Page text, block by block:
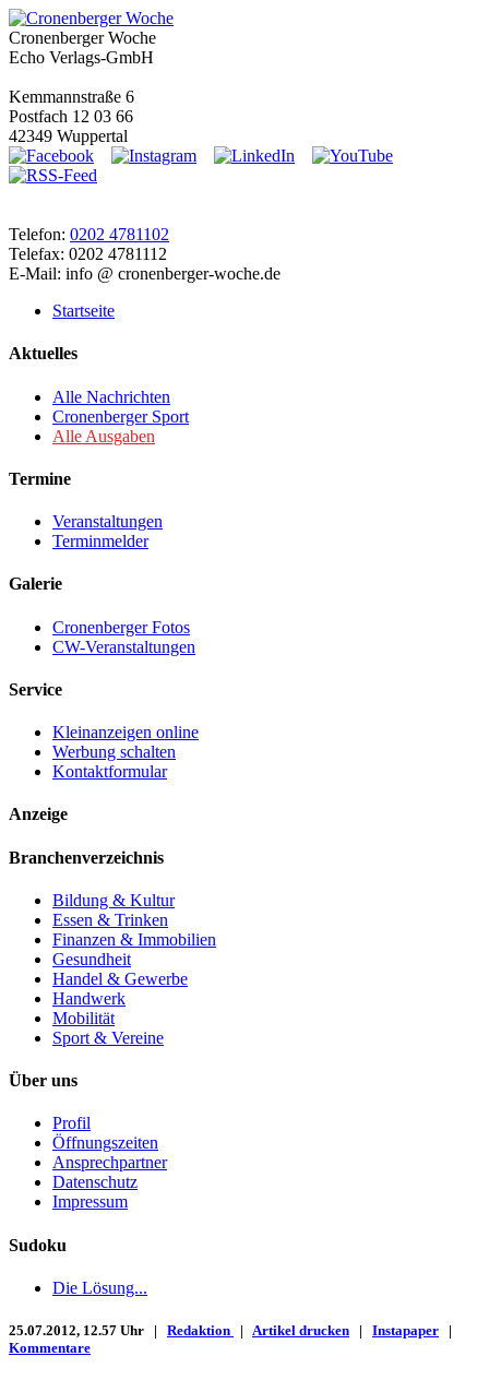
Cronenberger Woche
Echo Verlags-GmbH
Kemmannstraße 6
Postfach 12 03 66
42349 Wuppertal
Telefon: 0202 4781102
Telefax: 0202 4781112
E-Mail: info @ cronenberger-woche.de
Startseite
Aktuelles
Alle Nachrichten
Cronenberger Sport
Alle Ausgaben
Termine
Veranstaltungen
Terminmelder
Galerie
Cronenberger Fotos
CW-Veranstaltungen
Service
Kleinanzeigen online
Werbung schalten
Kontaktformular
Anzeige
Branchenverzeichnis
Bildung & Kultur
Essen & Trinken
Finanzen & Immobilien
Gesundheit
Handel & Gewerbe
Handwerk
Mobilität
Sport & Vereine
Über uns
Profil
Öffnungszeiten
Ansprechpartner
Datenschutz
Impressum
Sudoku
Die Lösung...
25.07.2012, 12.57 Uhr | Redaktion | Artikel drucken | Instapaper |
Kommentare